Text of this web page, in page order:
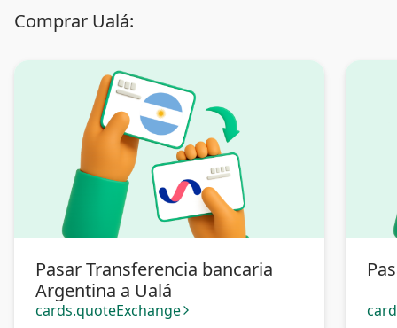
Comprar Ualá:
Pasar Transferencia bancaria
Argentina a Ualá
cards.quoteExchange arrow_forward_ios